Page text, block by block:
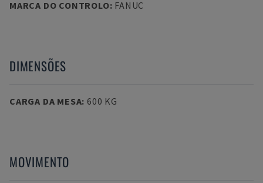
MARCA DO CONTROLO: FANUC
DIMENSÕES
CARGA DA MESA: 600 KG
MOVIMENTO